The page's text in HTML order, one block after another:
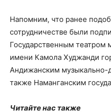
Напомним, что ранее
сотрудничестве были
Государственным театром
имени Камола Худжанди
Андижанским музыкально-
также Наманганским
Читайте нас также